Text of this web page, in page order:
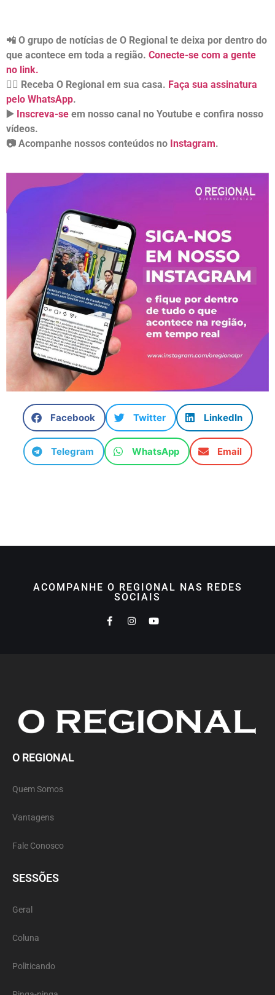
📲 O grupo de notícias de O Regional te deixa por dentro do
que acontece em toda a região. Conecte-se com a gente
no link.
👉🏻 Receba O Regional em sua casa. Faça sua assinatura
pelo WhatsApp.
▶️ Inscreva-se em nosso canal no Youtube e confira nosso
vídeos.
📷 Acompanhe nossos conteúdos no Instagram.
Facebook Twitter LinkedIn
Telegram WhatsApp Email
ACOMPANHE O REGIONAL NAS REDES
SOCIAIS
O REGIONAL
Quem Somos
Vantagens
Fale Conosco
SESSÕES
Geral
Coluna
Politicando